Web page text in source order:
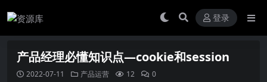
登录
产品经理必懂知识点—cookie和session
2022-07-11 产品运营 12 0